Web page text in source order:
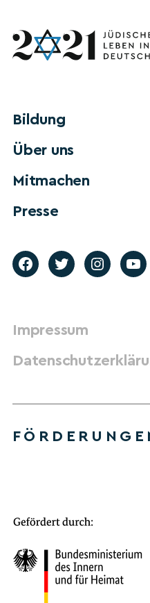
Bildung
Über uns
Mitmachen
Presse
Impressum